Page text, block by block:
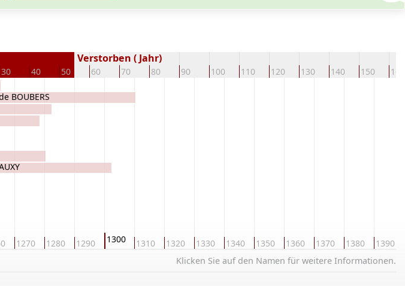
30 40 50 60 70 80 90 100 110 120 130 140 150 160
Verstorben ( Jahr)
1270 1280 1290 1300 1310 1320 1330 1340 1350 1360 1370 1380 1390
BOUBERS
Klicken Sie auf den Namen für weitere Informationen.